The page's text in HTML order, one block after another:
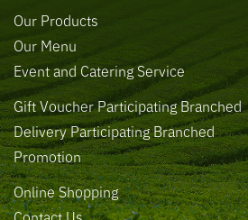
Our Products
Our Menu
Event and Catering Service
Gift Voucher Participating Branched
Delivery Participating Branched
Promotion
Online Shopping